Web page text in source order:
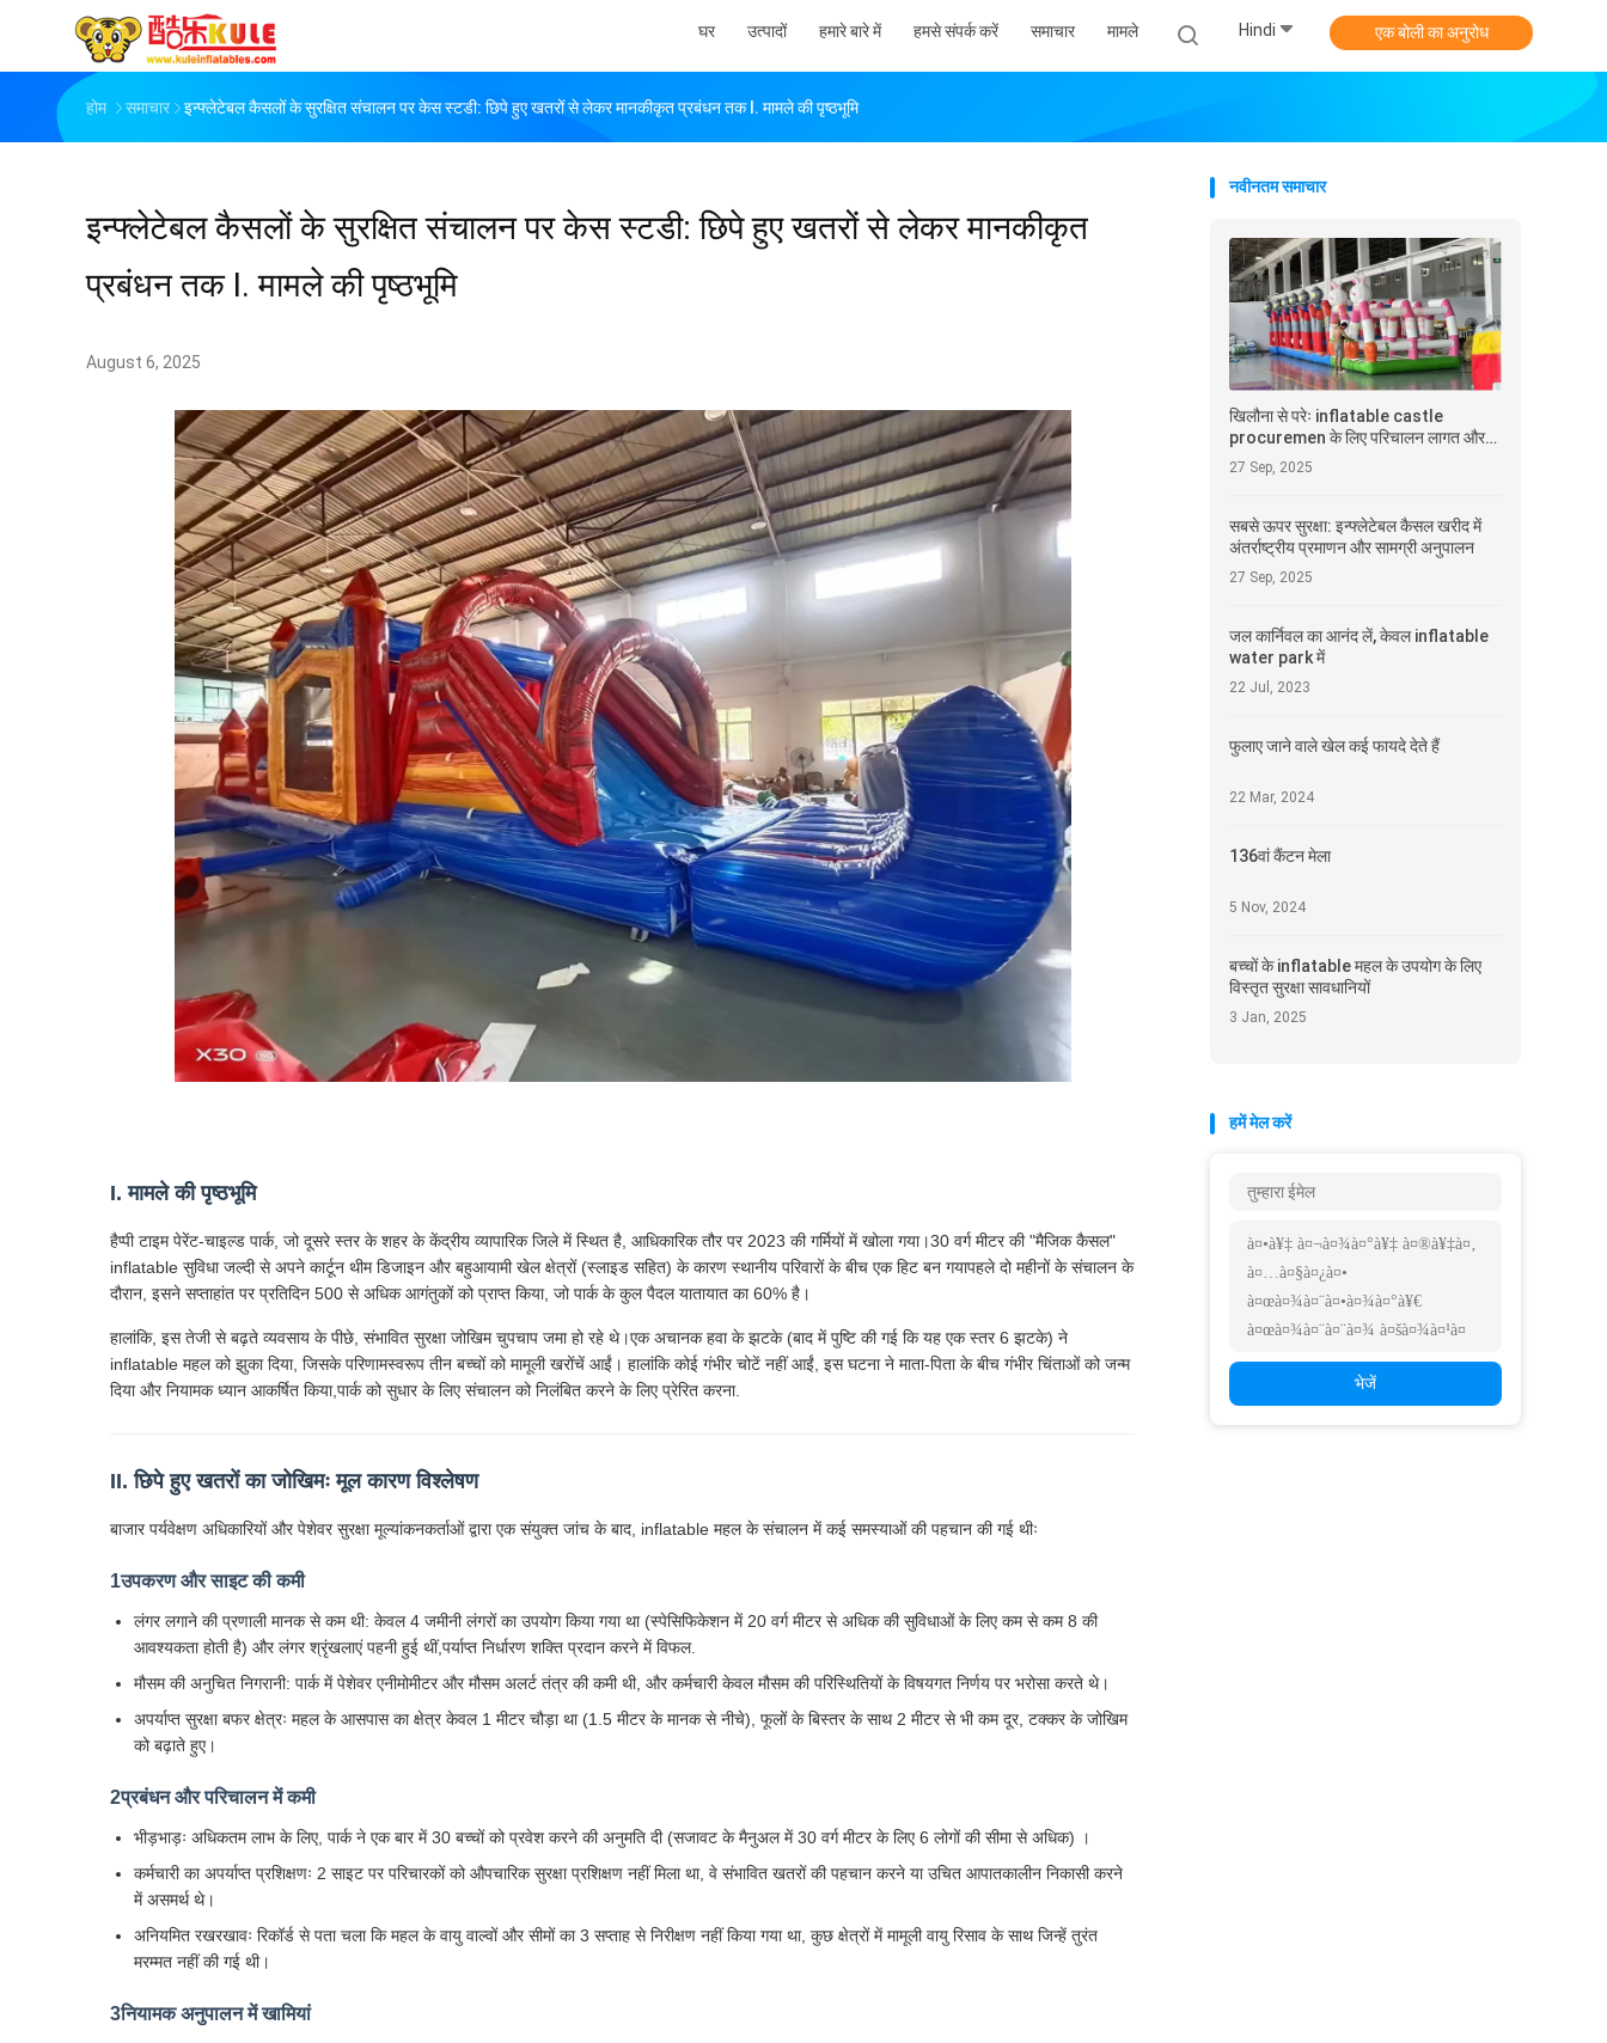
घर उत्पादों हमारे बारे में हमसे संपर्क करें समाचार मामले Hindi एक बोली का अनुरोध
होम समाचार इन्फ्लेटेबल कैसलों के सुरक्षित संचालन पर केस स्टडी: छिपे हुए खतरों से लेकर मानकीकृत प्रबंधन तक​ I. मामले की पृष्ठभूमि
इन्फ्लेटेबल कैसलों के सुरक्षित संचालन पर केस स्टडी: छिपे हुए खतरों से लेकर मानकीकृत
प्रबंधन तक​ I. मामले की पृष्ठभूमि
August 6, 2025
I. मामले की पृष्ठभूमि
हैप्पी टाइम पेरेंट-चाइल्ड पार्क, जो दूसरे स्तर के शहर के केंद्रीय व्यापारिक जिले में स्थित है, आधिकारिक तौर पर 2023 की गर्मियों में खोला गया।30 वर्ग मीटर की "मैजिक कैसल"
inflatable सुविधा जल्दी से अपने कार्टून थीम डिजाइन और बहुआयामी खेल क्षेत्रों (स्लाइड सहित) के कारण स्थानीय परिवारों के बीच एक हिट बन गयापहले दो महीनों के संचालन के
दौरान, इसने सप्ताहांत पर प्रतिदिन 500 से अधिक आगंतुकों को प्राप्त किया, जो पार्क के कुल पैदल यातायात का 60% है।
हालांकि, इस तेजी से बढ़ते व्यवसाय के पीछे, संभावित सुरक्षा जोखिम चुपचाप जमा हो रहे थे।एक अचानक हवा के झटके (बाद में पुष्टि की गई कि यह एक स्तर 6 झटके) ने
inflatable महल को झुका दिया, जिसके परिणामस्वरूप तीन बच्चों को मामूली खरोंचें आईं। हालांकि कोई गंभीर चोटें नहीं आईं, इस घटना ने माता-पिता के बीच गंभीर चिंताओं को जन्म
दिया और नियामक ध्यान आकर्षित किया,पार्क को सुधार के लिए संचालन को निलंबित करने के लिए प्रेरित करना.
II. छिपे हुए खतरों का जोखिमः मूल कारण विश्लेषण
बाजार पर्यवेक्षण अधिकारियों और पेशेवर सुरक्षा मूल्यांकनकर्ताओं द्वारा एक संयुक्त जांच के बाद, inflatable महल के संचालन में कई समस्याओं की पहचान की गई थीः
1उपकरण और साइट की कमी
लंगर लगाने की प्रणाली मानक से कम थी: केवल 4 जमीनी लंगरों का उपयोग किया गया था (स्पेसिफिकेशन में 20 वर्ग मीटर से अधिक की सुविधाओं के लिए कम से कम 8 की
आवश्यकता होती है) और लंगर श्रृंखलाएं पहनी हुई थीं,पर्याप्त निर्धारण शक्ति प्रदान करने में विफल.
मौसम की अनुचित निगरानी: पार्क में पेशेवर एनीमोमीटर और मौसम अलर्ट तंत्र की कमी थी, और कर्मचारी केवल मौसम की परिस्थितियों के विषयगत निर्णय पर भरोसा करते थे।
अपर्याप्त सुरक्षा बफर क्षेत्रः महल के आसपास का क्षेत्र केवल 1 मीटर चौड़ा था (1.5 मीटर के मानक से नीचे), फूलों के बिस्तर के साथ 2 मीटर से भी कम दूर, टक्कर के जोखिम
को बढ़ाते हुए।
2प्रबंधन और परिचालन में कमी
भीड़भाड़ः अधिकतम लाभ के लिए, पार्क ने एक बार में 30 बच्चों को प्रवेश करने की अनुमति दी (सजावट के मैनुअल में 30 वर्ग मीटर के लिए 6 लोगों की सीमा से अधिक) ।
कर्मचारी का अपर्याप्त प्रशिक्षणः 2 साइट पर परिचारकों को औपचारिक सुरक्षा प्रशिक्षण नहीं मिला था, वे संभावित खतरों की पहचान करने या उचित आपातकालीन निकासी करने
में असमर्थ थे।
अनियमित रखरखावः रिकॉर्ड से पता चला कि महल के वायु वाल्वों और सीमों का 3 सप्ताह से निरीक्षण नहीं किया गया था, कुछ क्षेत्रों में मामूली वायु रिसाव के साथ जिन्हें तुरंत
मरम्मत नहीं की गई थी।
3नियामक अनुपालन में खामियां
नवीनतम समाचार
खिलौना से परेः inflatable castle
procuremen के लिए परिचालन लागत और
निवेश पर वापसी (ROI) विश्लेषण
27 Sep, 2025
सबसे ऊपर सुरक्षा: इन्फ्लेटेबल कैसल खरीद में
अंतर्राष्ट्रीय प्रमाणन और सामग्री अनुपालन
27 Sep, 2025
जल कार्निवल का आनंद लें, केवल inflatable
water park में
22 Jul, 2023
फुलाए जाने वाले खेल कई फायदे देते हैं
22 Mar, 2024
136वां कैंटन मेला
5 Nov, 2024
बच्चों के inflatable महल के उपयोग के लिए
विस्तृत सुरक्षा सावधानियों
3 Jan, 2025
हमें मेल करें
भेजें